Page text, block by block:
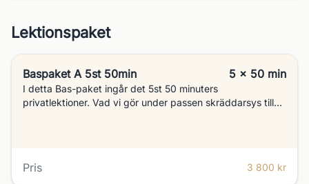
Lektionspaket
Baspaket A 5st 50min 5 x 50 min
I detta Bas-paket ingår det 5st 50 minuters
privatlektioner. Vad vi gör under passen skräddarsys till
Pris 3 800 kr